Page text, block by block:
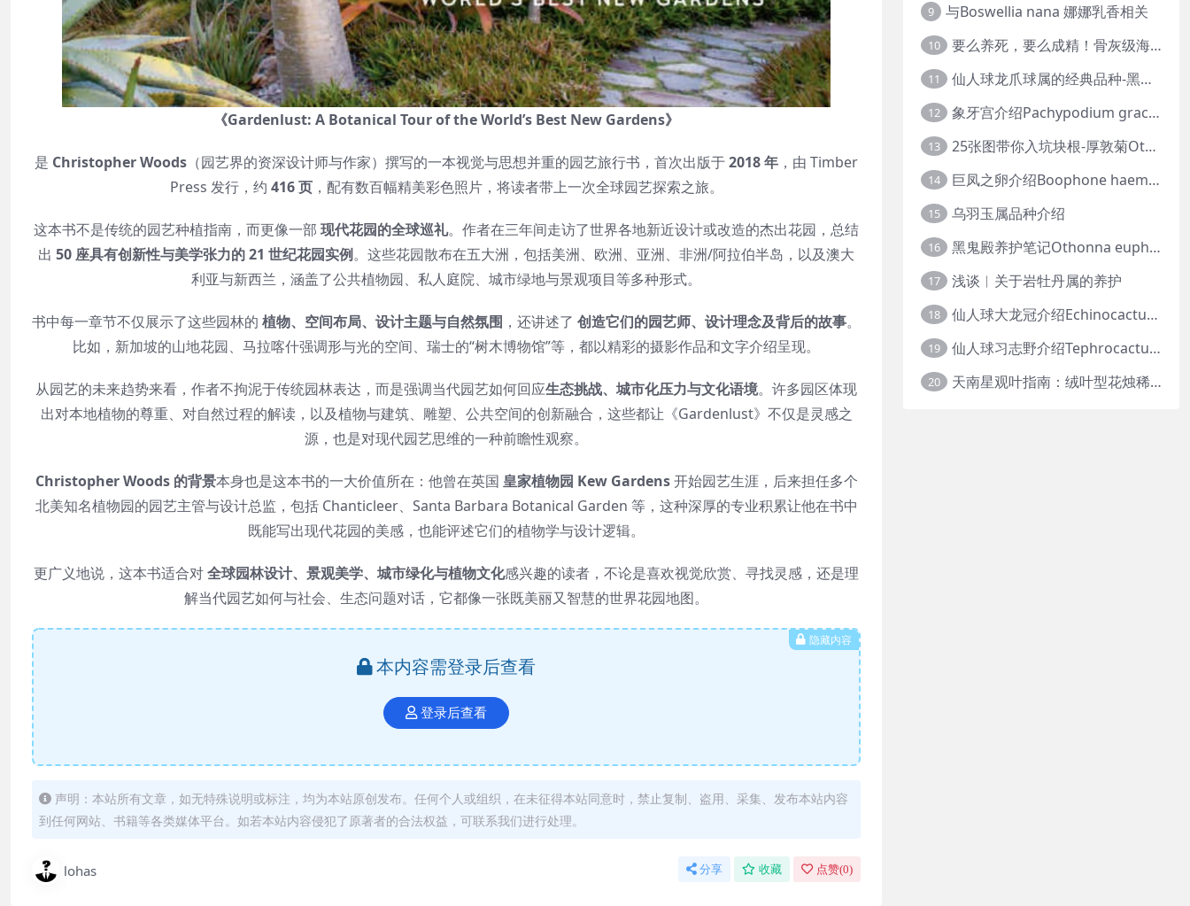
《Gardenlust: A Botanical Tour of the World’s Best New Gardens》
是 Christopher Woods （园艺界的资深设计师与作家）撰写的一本视觉与思想并重的园艺旅行书，首次出版于2018 年 ，由 Timber
Press 发行，约 416 页，配有数百幅精美彩色照片，将读者带上一次全球园艺探索之旅。
这本书不是传统的园艺种植指南，而更像一部 现代花园的全球巡礼。作者在三年间走访了世界各地新近设计或改造的杰出花园，总结
出 50 座具有创新性与美学张力的 21 世纪花园实例。这些花园散布在五大洲，包括美洲、欧洲、亚洲、非洲/阿拉伯半岛，以及澳大
利亚与新西兰，涵盖了公共植物园、私人庭院、城市绿地与景观项目等多种形式。
书中每一章节不仅展示了这些园林的 植物、空间布局、设计主题与自然氛围 ，还讲述了 创造它们的园艺师、设计理念及背后的故事。
比如，新加坡的山地花园、马拉喀什强调形与光的空间、瑞士的“树木博物馆”等，都以精彩的摄影作品和文字介绍呈现。
从园艺的未来趋势来看，作者不拘泥于传统园林表达，而是强调当代园艺如何回应生态挑战、城市化压力与文化语境。许多园区体现
出对本地植物的尊重、对自然过程的解读，以及植物与建筑、雕塑、公共空间的创新融合，这些都让《Gardenlust》不仅是灵感之
源，也是对现代园艺思维的一种前瞻性观察。
Christopher Woods 的背景本身也是这本书的一大价值所在：他曾在英国 皇家植物园 Kew Gardens开始园艺生涯，后来担任多个
北美知名植物园的园艺主管与设计总监，包括 Chanticleer、Santa Barbara Botanical Garden 等，这种深厚的专业积累让他在书中
既能写出现代花园的美感，也能评述它们的植物学与设计逻辑。
更广义地说，这本书适合对全球园林设计、景观美学、城市绿化与植物文化感兴趣的读者，不论是喜欢视觉欣赏、寻找灵感，还是理
解当代园艺如何与社会、生态问题对话，它都像一张既美丽又智慧的世界花园地图。
隐藏内容
本内容需登录后查看
登录后查看
声明：本站所有文章，如无特殊说明或标注，均为本站原创发布。任何个人或组织，在未征得本站同意时，禁止复制、盗用、采集、发布本站内容
到任何网站、书籍等各类媒体平台。如若本站内容侵犯了原著者的合法权益，可联系我们进行处理。
lohas 分享 收藏 点赞(0)
9 与Boswellia nana 娜娜乳香相关
10 要么养死，要么成精！骨灰级海芋养护攻略
11 仙人球龙爪球属的经典品种-黑王丸系列的产地介绍
12 象牙宫介绍Pachypodium gracilius
13 25张图带你入坑块根-厚敦菊Othonna
14 巨凤之卵介绍Boophone haemanthoides
15 乌羽玉属品种介绍
16 黑鬼殿养护笔记Othonna euphorbioides
17 浅谈︱关于岩牡丹属的养护
18 仙人球大龙冠介绍Echinocactus polycephalus
19 仙人球习志野介绍Tephrocactus geometricus
20 天南星观叶指南：绒叶型花烛稀有种质 · 帝王花烛等